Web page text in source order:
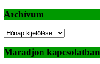
Archívum
Archívum
Maradjon kapcsolatban